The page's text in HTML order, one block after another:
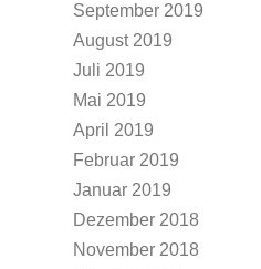
September 2019
August 2019
Juli 2019
Mai 2019
April 2019
Februar 2019
Januar 2019
Dezember 2018
November 2018